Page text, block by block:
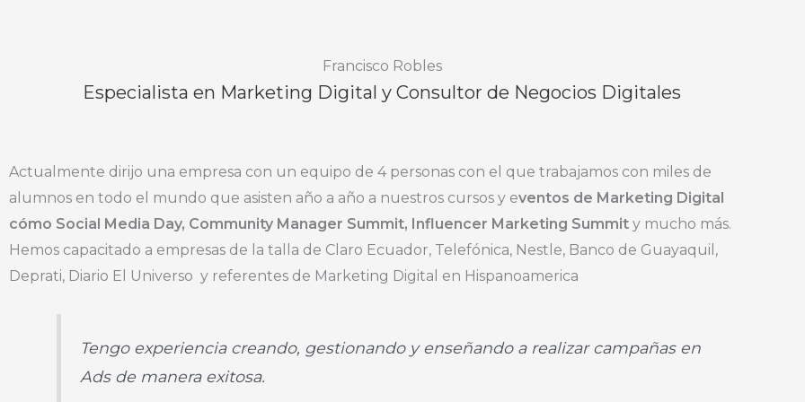
Francisco Robles
Especialista en Marketing Digital y Consultor de Negocios Digitales
Actualmente dirijo una empresa con un equipo de 4 personas con el que trabajamos con miles de
alumnos en todo el mundo que asisten año a año a nuestros cursos y eventos de Marketing Digital
cómo Social Media Day, Community Manager Summit, Influencer Marketing Summit y mucho más.
Hemos capacitado a empresas de la talla de Claro Ecuador, Telefónica, Nestle, Banco de Guayaquil,
Deprati, Diario El Universo y referentes de Marketing Digital en Hispanoamerica
Tengo experiencia creando, gestionando y enseñando a realizar campañas en
Ads de manera exitosa.